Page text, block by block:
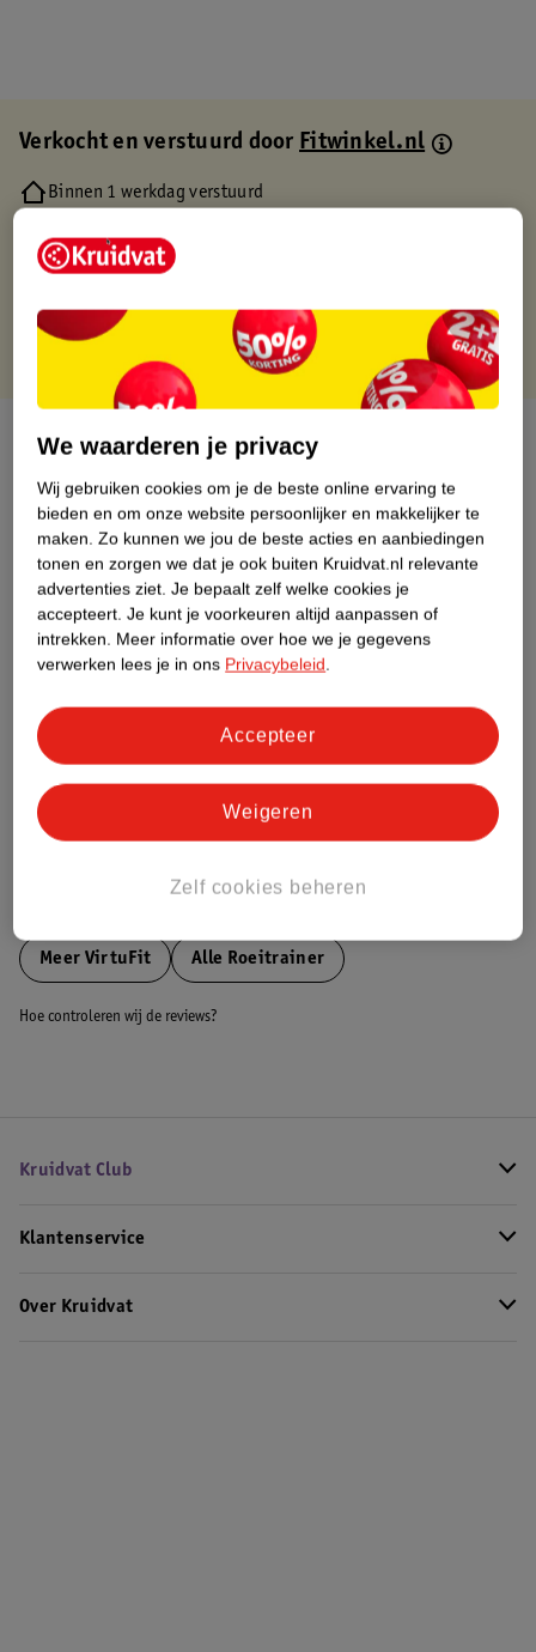
Verkocht en verstuurd doorFitwinkel.nl
Binnen 1 werkdag verstuurd
Gratis retourneren via verkooppartner.
Gratis punten met je Kruidvat kaart
Over dit product
Productinformatie
Etiketinformatie
Nature Impact Score
Dit product heeft (nog) geen Nature
Bestel & Bezorginformatie
Meer VirtuFit Alle Roeitrainer
Hoe controleren wij de reviews?
Kruidvat Club
Klantenservice
Over Kruidvat
We waarderen je privacy
Wij gebruiken cookies om je de beste online ervaring te
bieden en om onze website persoonlijker en makkelijker te
maken. Zo kunnen we jou de beste acties en aanbiedingen
tonen en zorgen we dat je ook buiten Kruidvat.nl relevante
advertenties ziet. Je bepaalt zelf welke cookies je
accepteert. Je kunt je voorkeuren altijd aanpassen of
intrekken. Meer informatie over hoe we je gegevens
verwerken lees je in ons Privacybeleid.
Zelf cookies beheren
Weigeren
Accepteer